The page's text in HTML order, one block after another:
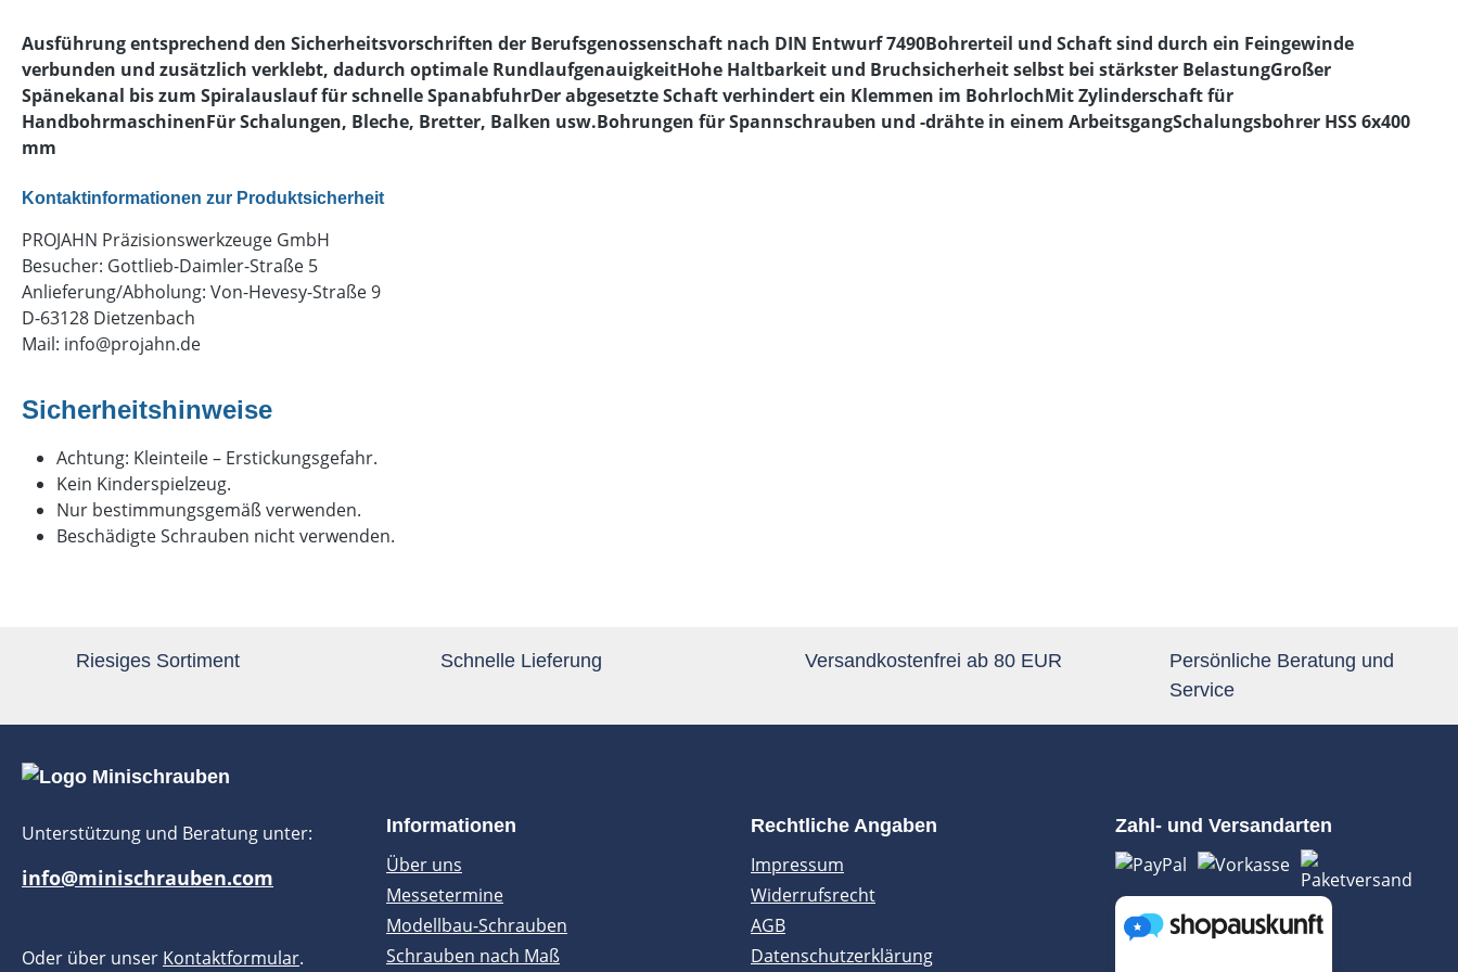
Ausführung entsprechend den Sicherheitsvorschriften der Berufsgenossenschaft nach DIN Entwurf 7490Bohrerteil und Schaft sind durch ein Feingewinde
verbunden und zusätzlich verklebt, dadurch optimale RundlaufgenauigkeitHohe Haltbarkeit und Bruchsicherheit selbst bei stärkster BelastungGroßer
Spänekanal bis zum Spiralauslauf für schnelle SpanabfuhrDer abgesetzte Schaft verhindert ein Klemmen im BohrlochMit Zylinderschaft für
HandbohrmaschinenFür Schalungen, Bleche, Bretter, Balken usw.Bohrungen für Spannschrauben und -drähte in einem ArbeitsgangSchalungsbohrer HSS 6x400
mm
Kontaktinformationen zur Produktsicherheit
PROJAHN Präzisionswerkzeuge GmbH
Besucher: Gottlieb-Daimler-Straße 5
Anlieferung/Abholung: Von-Hevesy-Straße 9
D-63128 Dietzenbach
Mail: info@projahn.de
Sicherheitshinweise
Achtung: Kleinteile – Erstickungsgefahr.
Kein Kinderspielzeug.
Nur bestimmungsgemäß verwenden.
Beschädigte Schrauben nicht verwenden.
Riesiges Sortiment Schnelle Lieferung Versandkostenfrei ab 80 EUR
Persönliche Beratung und
Service
Unterstützung und Beratung unter:
info@minischrauben.com
Oder über unser Kontaktformular.
Informationen
Über uns
Messetermine
Modellbau-Schrauben
Schrauben nach Maß
Rechtliche Angaben
Impressum
Widerrufsrecht
AGB
Datenschutzerklärung
Zahl- und Versandarten